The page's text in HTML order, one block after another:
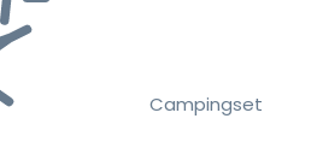
Campingset